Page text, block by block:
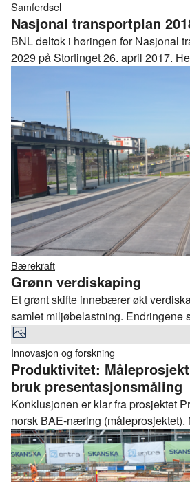
Samferdsel
Nasjonal transportplan
BNL deltok i høringen for Nasjonal
2029 på Stortinget 26. april 2017.
Bærekraft
Grønn verdiskaping
Et grønt skifte innebærer økt
samlet miljøbelastning. Endringene
krever gir store markedsmuligheter
kundene og samfunnet rundt oss.
Innovasjon og forskning
Produktivitet:
bruk presentasjonsmåling
Konklusjonen er klar fra prosjektet
norsk BAE-næring (måleprosjektet).
testet ut egner seg godt i Norge.